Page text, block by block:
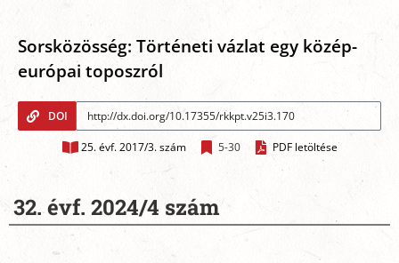
Sorsközösség: Történeti vázlat egy közép-
európai toposzról
DOI
25. évf. 2017/3. szám 5-30 PDF letöltése
32. évf. 2024/4 szám